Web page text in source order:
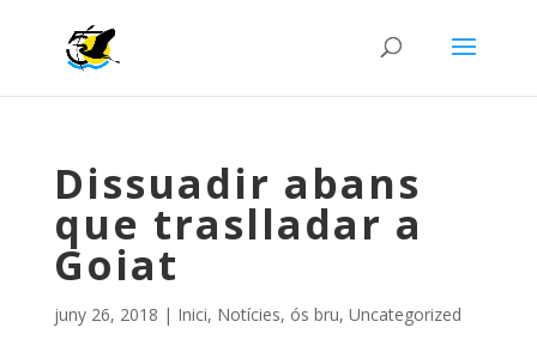
Dissuadir abans
que traslladar a
Goiat
juny 26, 2018 | Inici, Notícies, ós bru, Uncategorized